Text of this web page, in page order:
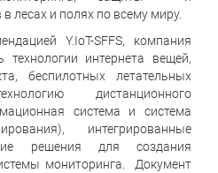
лесах и полях по всему миру.
Y.IoT-SFFS, компания
технологии интернета вещей,
беспилотных летательных
дистанционного
система и система
интегрированные
решения для создания
мониторинга. Документ